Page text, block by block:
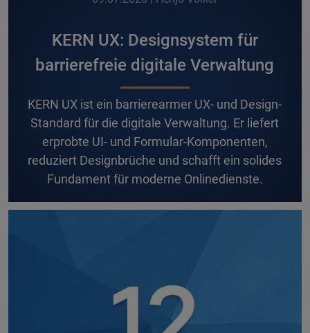
KERN UX: Designsystem für
barrierefreie digitale Verwaltung
KERN UX ist ein barrierearmer UX- und Design-
Standard für die digitale Verwaltung. Er liefert
erprobte UI- und Formular-Komponenten,
reduziert Designbrüche und schafft ein solides
Fundament für moderne Onlinedienste.